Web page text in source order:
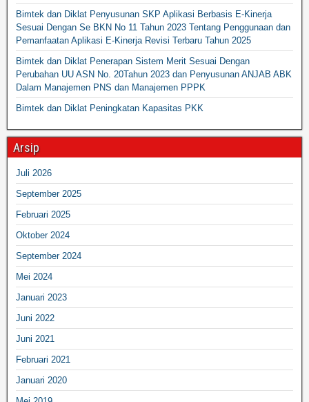
Bimtek dan Diklat Penyusunan SKP Aplikasi Berbasis E-Kinerja
Sesuai Dengan Se BKN No 11 Tahun 2023 Tentang Penggunaan dan
Pemanfaatan Aplikasi E-Kinerja Revisi Terbaru Tahun 2025
Bimtek dan Diklat Penerapan Sistem Merit Sesuai Dengan
Perubahan UU ASN No. 20Tahun 2023 dan Penyusunan ANJAB ABK
Dalam Manajemen PNS dan Manajemen PPPK
Bimtek dan Diklat Peningkatan Kapasitas PKK
Arsip
Juli 2026
September 2025
Februari 2025
Oktober 2024
September 2024
Mei 2024
Januari 2023
Juni 2022
Juni 2021
Februari 2021
Januari 2020